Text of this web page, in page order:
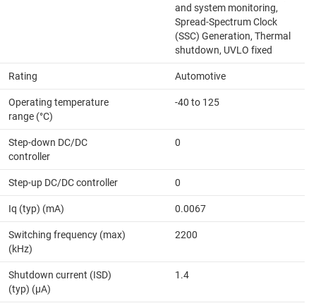
and system monitoring,
Spread-Spectrum Clock
(SSC) Generation, Thermal
shutdown, UVLO fixed
Rating Automotive
Operating temperature
range (°C)
-40 to 125
Step-down DC/DC
controller
0
Step-up DC/DC controller 0
Iq (typ) (mA) 0.0067
Switching frequency (max)
(kHz)
2200
Shutdown current (ISD)
(typ) (µA)
1.4